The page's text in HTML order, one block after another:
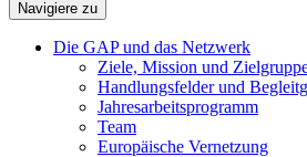
Navigiere zu
Die GAP und das Netzwerk
Ziele, Mission und
Handlungsfelder und
Jahresarbeitsprogramm
Team
Europäische Vernetzung